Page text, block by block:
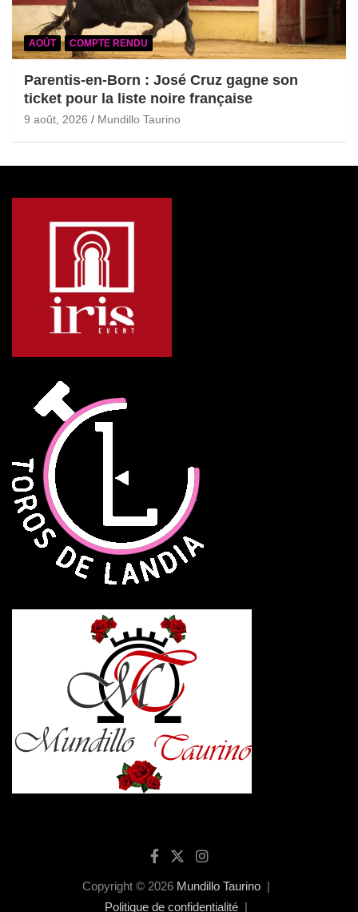
AOÛT COMPTE RENDU
Parentis-en-Born : José Cruz gagne son
ticket pour la liste noire française
9 août, 2026 Mundillo Taurino
Copyright © 2026 Mundillo Taurino
Politique de confidentialité